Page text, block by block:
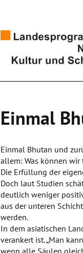
Einmal
Einmal Bhutan und
allem: Was können
Die Erfüllung der
Doch laut Studien
deutlich weniger
aus der unteren
werden.
In dem asiatischen
verankert ist. „Man
wenn alle Säulen